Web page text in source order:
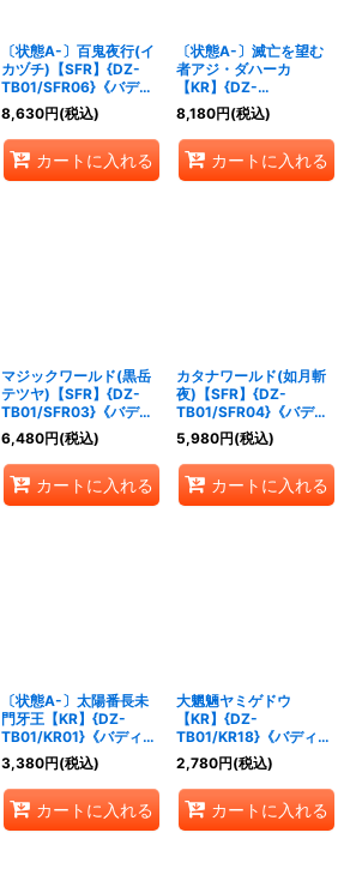
〔状態A-〕百鬼夜行(イ
カヅチ)【SFR】{DZ-
TB01/SFR06}《バディ
ファイト》
8,630円(税込)
カートに入れる
〔状態A-〕滅亡を望む
者アジ・ダハーカ
【KR】{DZ-
TB01/KR16}《バディフ
ァイト》
8,180円(税込)
カートに入れる
マジックワールド(黒岳
テツヤ)【SFR】{DZ-
TB01/SFR03}《バディ
ファイト》
6,480円(税込)
カートに入れる
カタナワールド(如月斬
夜)【SFR】{DZ-
TB01/SFR04}《バディ
ファイト》
5,980円(税込)
カートに入れる
〔状態A-〕太陽番長未
門牙王【KR】{DZ-
TB01/KR01}《バディフ
ァイト》
3,380円(税込)
カートに入れる
大魍魎ヤミゲドウ
【KR】{DZ-
TB01/KR18}《バディフ
ァイト》
2,780円(税込)
カートに入れる